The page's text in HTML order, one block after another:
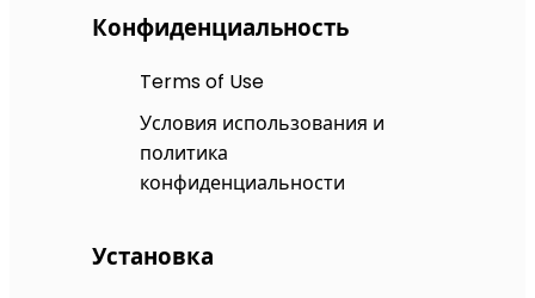
Конфиденциальность
Terms of Use
Условия использования и
политика
конфиденциальности
Установка